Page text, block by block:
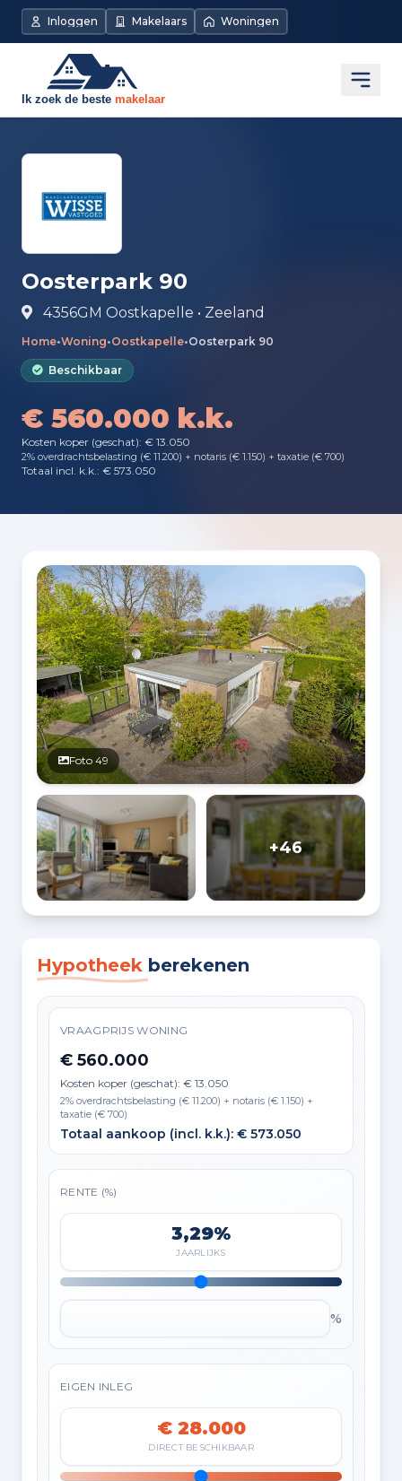
Direct naar de inhoud
Inloggen Makelaars Woningen
Oosterpark 90
4356GM Oostkapelle • Zeeland
Home•Woning•Oostkapelle•Oosterpark 90
Beschikbaar
€ 560.000 k.k.
Kosten koper (geschat): € 13.050
2% overdrachtsbelasting (€ 11.200) + notaris (€ 1.150) + taxatie (€ 700)
Totaal incl. k.k.: € 573.050
Fotogalerij
Foto 49
+46
Hypotheek berekenen
VRAAGPRIJS WONING
€ 560.000
Kosten koper (geschat): € 13.050
2% overdrachtsbelasting (€ 11.200) + notaris (€ 1.150) +
taxatie (€ 700)
Totaal aankoop (incl. k.k.): € 573.050
RENTE (%)
3,29%
JAARLIJKS
%
EIGEN INLEG
€ 28.000
DIRECT BESCHIKBAAR